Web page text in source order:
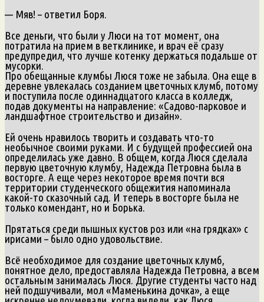
— Мяв! – ответил Боря.
Все деньги, что были у Люси на тот момент, она
потратила на прием в ветклинике, и врач её сразу
предупредил, что лучше котенку держаться подальше от
мусорки.
Про обещанные клумбы Люся тоже не забыла. Она еще в
деревне увлекалась созданием цветочных клумб, потому
и поступила после одиннадцатого класса в колледж,
подав документы на направление: «Садово-парковое и
ландшафтное строительство и дизайн».
Ей очень нравилось творить и создавать что-то
необычное своими руками. И с будущей профессией она
определилась уже давно. В общем, когда Люся сделала
первую цветочную клумбу, Надежда Петровна была в
восторге. А еще через некоторое время почти вся
территории студенческого общежития напоминала
какой-то сказочный сад. И теперь в восторге была не
только комендант, но и Борька.
Прятаться среди пышных кустов роз или «на грядках» с
ирисами – было одно удовольствие.
Всё необходимое для создание цветочных клумб,
понятное дело, предоставляла Надежда Петровна, а всем
остальным занималась Люся. Другие студенты часто над
ней подшучивали, мол «Маменькина дочка», а еще